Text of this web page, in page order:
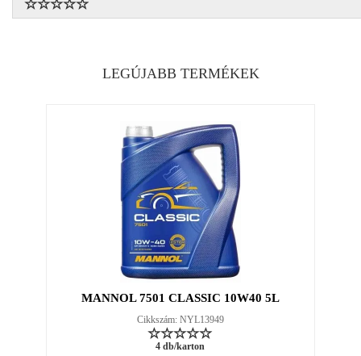
LEGÚJABB TERMÉKEK
MANNOL 7501 CLASSIC 10W40 5L
Cikkszám: NYL13949
4 db/karton